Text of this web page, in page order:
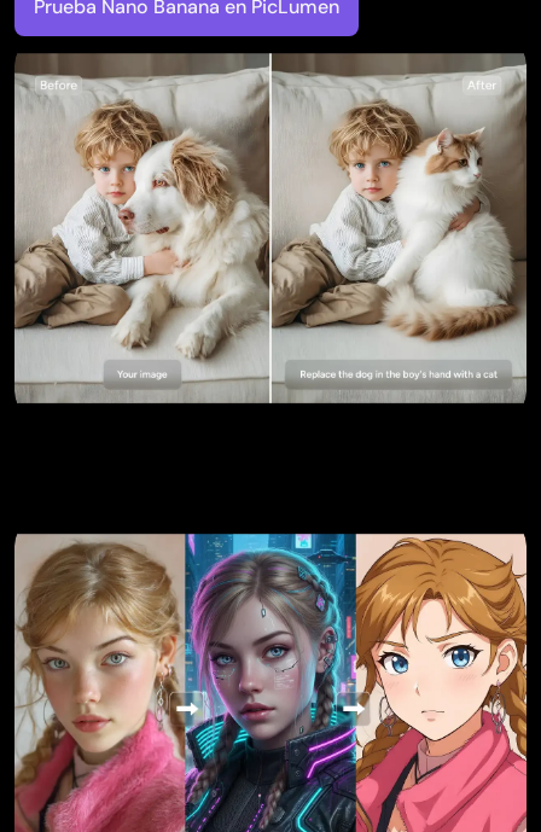
Prueba Nano Banana en PicLumen